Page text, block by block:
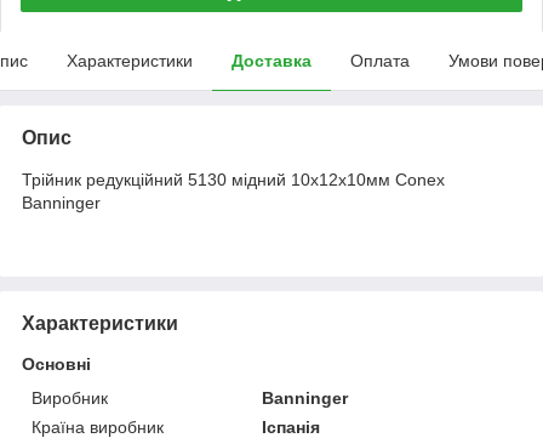
Характеристики Доставка Оплата Умови
Опис
Трійник редукційний 5130 мідний 10х12х10мм Conex
Banninger
Характеристики
Основні
Виробник
Banninger
Країна виробник
Іспанія